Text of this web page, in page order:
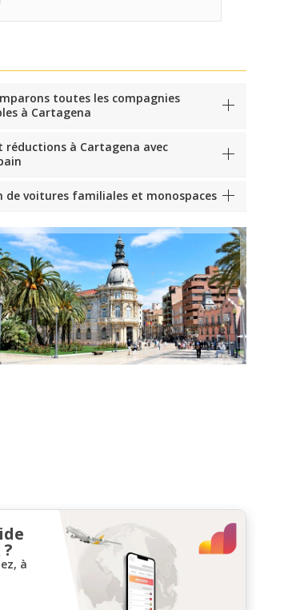
toutes les compagnies
à Cartagena
réductions à Cartagena avec
de voitures familiales et monospaces
à